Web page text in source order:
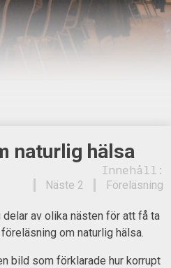
naturlig hälsa
Innehåll:
Föreläsning
Näste 2
av olika nästen för att få ta
om naturlig hälsa.
bild som förklarade hur korrupt